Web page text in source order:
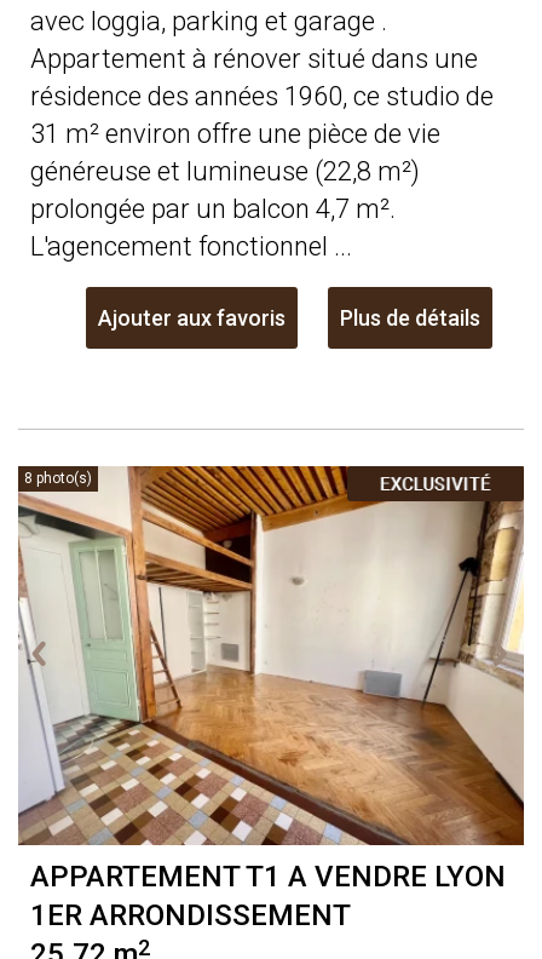
avec loggia, parking et garage .
Appartement à rénover situé dans une
résidence des années 1960, ce studio de
31 m² environ offre une pièce de vie
généreuse et lumineuse (22,8 m²)
prolongée par un balcon 4,7 m².
L'agencement fonctionnel ...
Ajouter aux favoris Plus de détails
8 photo(s)
APPARTEMENT T1 A VENDRE LYON
1ER ARRONDISSEMENT
2